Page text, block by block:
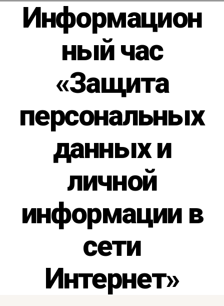
Информацион
ный час
«Защита
персональных
данных и
личной
информации в
сети
Интернет»